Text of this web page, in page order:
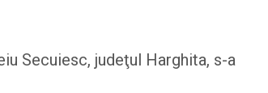
Secuiesc, judeţul Harghita, s-a